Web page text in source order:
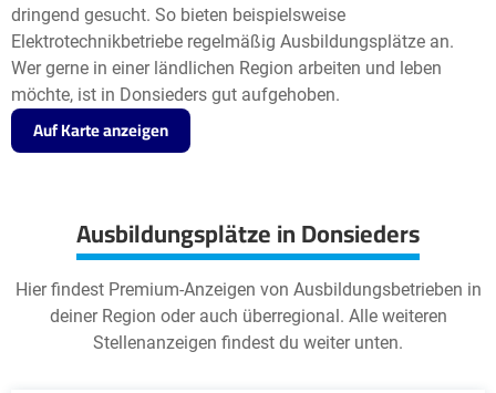
dringend gesucht. So bieten beispielsweise
Elektrotechnikbetriebe regelmäßig Ausbildungsplätze an.
Wer gerne in einer ländlichen Region arbeiten und leben
möchte, ist in Donsieders gut aufgehoben.
Auf Karte anzeigen
Ausbildungsplätze in Donsieders
Hier findest Premium-Anzeigen von Ausbildungsbetrieben in
deiner Region oder auch überregional. Alle weiteren
Stellenanzeigen findest du weiter unten.